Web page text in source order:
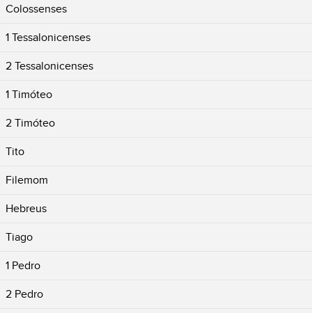
Colossenses
1 Tessalonicenses
2 Tessalonicenses
1 Timóteo
2 Timóteo
Tito
Filemom
Hebreus
Tiago
1 Pedro
2 Pedro